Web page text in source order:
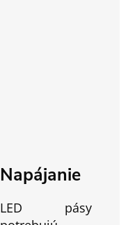
Napájanie
LED pásy